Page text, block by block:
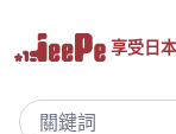
享受日